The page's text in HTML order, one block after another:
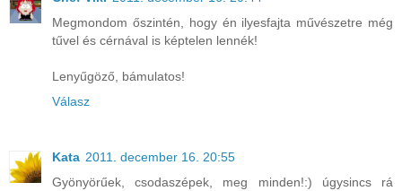
Megmondom őszintén, hogy én ilyesfajta művészetre még
tűvel és cérnával is képtelen lennék!
Lenyűgöző, bámulatos!
Válasz
Kata 2011. december 16. 20:55
Gyönyörűek, csodaszépek, meg minden!:) úgysincs rá